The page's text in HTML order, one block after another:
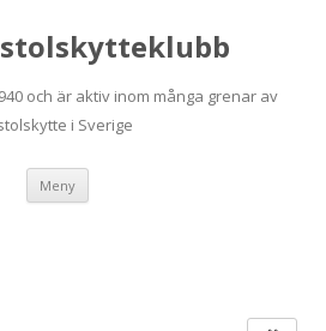
och är aktiv inom många grenar av
i Sverige
Meny